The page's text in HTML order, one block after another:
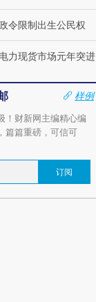
令限制出生公民权
力现货市场元年突进
样例
！财新网主编精心编
篇篇重磅，可信可
订阅